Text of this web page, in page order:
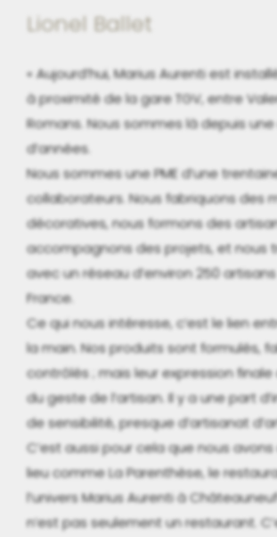
Lionel Ballet
« Aujourd’hui, Marius Aurenti est
à proximité de la gare TGV, entre
Romans. Nous sommes là depuis
d’années.
Nous sommes une PME d’une
collaborateurs. Nous fabriquons des
décoratives, nous formons des
accompagnons des projets, et nous
avec un réseau d’environ 250
France.
Ce qui nous intéresse, c’est le lien
la main. Nos produits sont formulés,
contrôlés ; mais leur expression
du geste de l’artisan. Il y a une part
de sensibilité, presque d’artisanat
C’est aussi pour cela que nous
lieu comme La Parenthèse, le
l’univers Marius Aurenti à
n’est pas seulement un restaurant.